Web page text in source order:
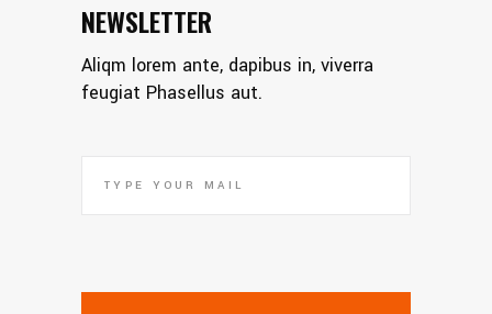
NEWSLETTER
Aliqm lorem ante, dapibus in, viverra
feugiat Phasellus aut.